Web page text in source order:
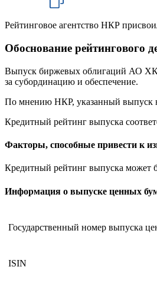
Рейтинговое агентство НКР
Обоснование рейтингового
Выпуск биржевых облигаций АО ХК
за субординацию и обеспечение.
По мнению НКР, указанный выпуск
Кредитный рейтинг выпуска
Факторы, способные привести к
Кредитный рейтинг выпуска может
Информация о выпуске ценных
Государственный номер выпуска
ISIN